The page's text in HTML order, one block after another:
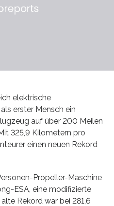
elektrische
erster Mensch ein
auf über 200 Meilen
325,9 Kilometern pro
einen neuen Rekord
Propeller-Maschine
ESA, eine modifizierte
Rekord war bei 281,6